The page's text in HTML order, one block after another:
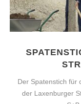
Der Spatenstich für
der Laxenburger